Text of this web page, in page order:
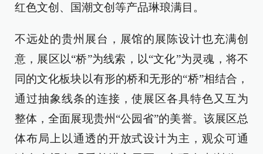
红色文创、国潮文创等产品琳琅满目。
不远处的贵州展台，展馆的展陈设计也充满创
意，展区以“桥”为线索，以“文化”为灵魂，将不
同的文化板块以有形的桥和无形的“桥”相结合，
通过抽象线条的连接，使展区各具特色又互为
整体，全面展现贵州“公园省”的美誉。该展区总
体布局上以通透的开放式设计为主，观众可通